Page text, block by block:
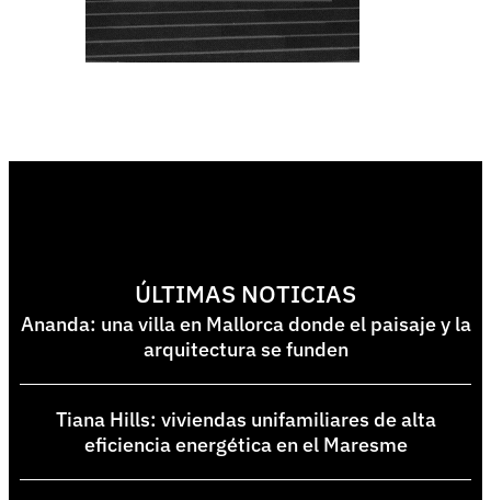
ÚLTIMAS NOTICIAS
Ananda: una villa en Mallorca donde el paisaje y la
arquitectura se funden
Tiana Hills: viviendas unifamiliares de alta
eficiencia energética en el Maresme